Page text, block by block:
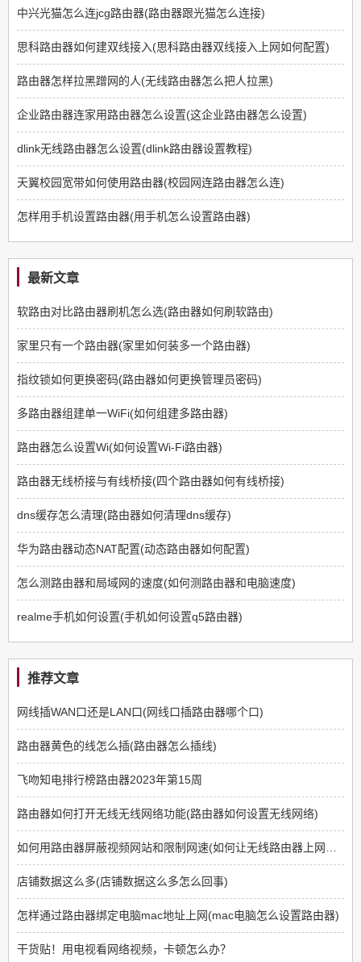
中兴光猫怎么连jcg路由器(路由器跟光猫怎么连接)
思科路由器如何建双线接入(思科路由器双线接入上网如何配置)
路由器怎样拉黑蹭网的人(无线路由器怎么把人拉黑)
企业路由器连家用路由器怎么设置(这企业路由器怎么设置)
dlink无线路由器怎么设置(dlink路由器设置教程)
天翼校园宽带如何使用路由器(校园网连路由器怎么连)
怎样用手机设置路由器(用手机怎么设置路由器)
最新文章
软路由对比路由器刷机怎么选(路由器如何刷软路由)
家里只有一个路由器(家里如何装多一个路由器)
指纹锁如何更换密码(路由器如何更换管理员密码)
多路由器组建单一WiFi(如何组建多路由器)
路由器怎么设置Wi(如何设置Wi-Fi路由器)
路由器无线桥接与有线桥接(四个路由器如何有线桥接)
dns缓存怎么清理(路由器如何清理dns缓存)
华为路由器动态NAT配置(动态路由器如何配置)
怎么测路由器和局域网的速度(如何测路由器和电脑速度)
realme手机如何设置(手机如何设置q5路由器)
推荐文章
网线插WAN口还是LAN口(网线口插路由器哪个口)
路由器黄色的线怎么插(路由器怎么插线)
飞吻知电排行榜路由器2023年第15周
路由器如何打开无线无线网络功能(路由器如何设置无线网络)
如何用路由器屏蔽视频网站和限制网速(如何让无线路由器上网限制那些网站不能上)
店铺数据这么多(店铺数据这么多怎么回事)
怎样通过路由器绑定电脑mac地址上网(mac电脑怎么设置路由器)
干货贴！用电视看网络视频，卡顿怎么办？